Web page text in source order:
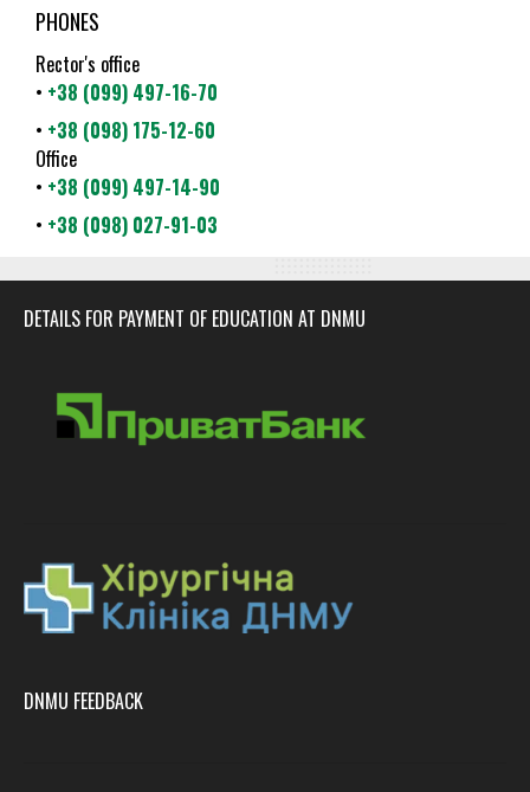
PHONES
Rector's office
• +38 (099) 497-16-70
• +38 (098) 175-12-60
Office
• +38 (099) 497-14-90
• +38 (098) 027-91-03
DETAILS FOR PAYMENT OF EDUCATION AT DNMU
DNMU FEEDBACK